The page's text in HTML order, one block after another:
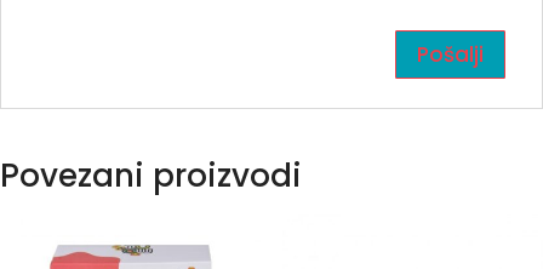
Povezani proizvodi